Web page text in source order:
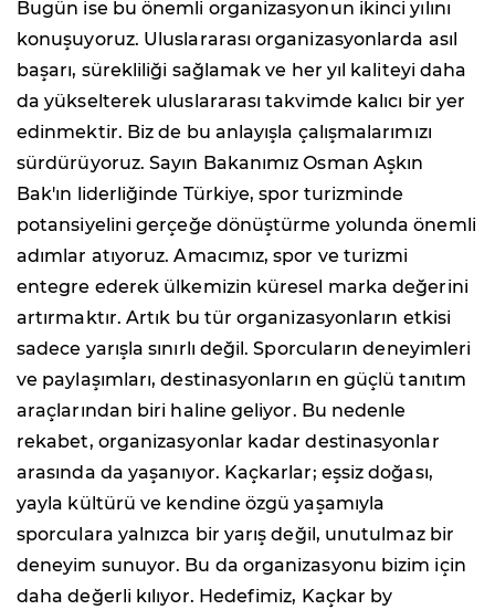
Bugün ise bu önemli organizasyonun ikinci yılını
konuşuyoruz. Uluslararası organizasyonlarda asıl
başarı, sürekliliği sağlamak ve her yıl kaliteyi daha
da yükselterek uluslararası takvimde kalıcı bir yer
edinmektir. Biz de bu anlayışla çalışmalarımızı
sürdürüyoruz. Sayın Bakanımız Osman Aşkın
Bak'ın liderliğinde Türkiye, spor turizminde
potansiyelini gerçeğe dönüştürme yolunda önemli
adımlar atıyoruz. Amacımız, spor ve turizmi
entegre ederek ülkemizin küresel marka değerini
artırmaktır. Artık bu tür organizasyonların etkisi
sadece yarışla sınırlı değil. Sporcuların deneyimleri
ve paylaşımları, destinasyonların en güçlü tanıtım
araçlarından biri haline geliyor. Bu nedenle
rekabet, organizasyonlar kadar destinasyonlar
arasında da yaşanıyor. Kaçkarlar; eşsiz doğası,
yayla kültürü ve kendine özgü yaşamıyla
sporculara yalnızca bir yarış değil, unutulmaz bir
deneyim sunuyor. Bu da organizasyonu bizim için
daha değerli kılıyor. Hedefimiz, Kaçkar by